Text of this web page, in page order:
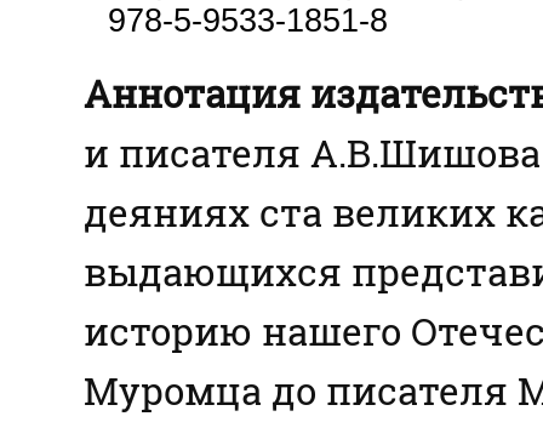
978-5-9533-1851-8
Аннотация
и писателя
деяниях ста великих
выдающихся
историю нашего
Муромца до писателя